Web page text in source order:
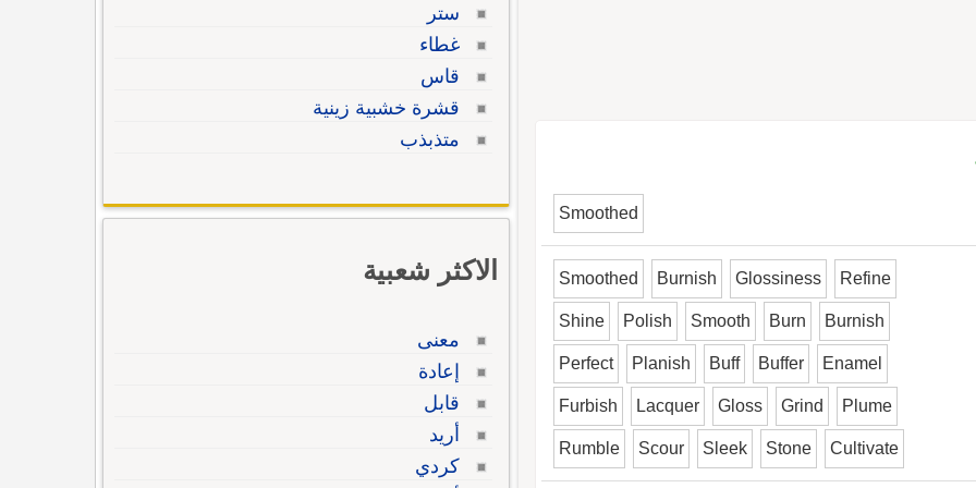
Smoothed
Smoothed Burnish Glossiness Refine
Shine Polish Smooth Burn Burnish
Perfect Planish Buff Buffer Enamel
Furbish Lacquer Gloss Grind Plume
Rumble Scour Sleek Stone Cultivate
ستر
غطاء
قاس
قشرة خشبية زينية
متذبذب
الاكثر شعبية
معنى
إعادة
قابل
أريد
كردي